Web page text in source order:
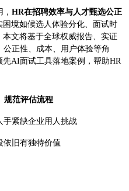
HR在招聘效率与人才甄选公正
境如候选人体验分化、面试时
文将基于全球权威报告、实证
正性、成本、用户体验等角
AI面试工具落地案例，帮助HR
规范评估流程
手紧缺企业用人挑战
依旧有独特价值